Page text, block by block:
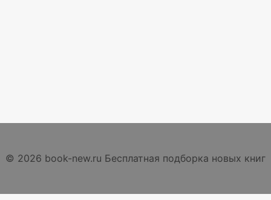
© 2026 book-new.ru Бесплатная подборка новых книг